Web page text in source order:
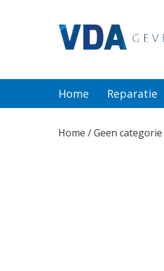
Home Reparatie
Home /Geen categorie